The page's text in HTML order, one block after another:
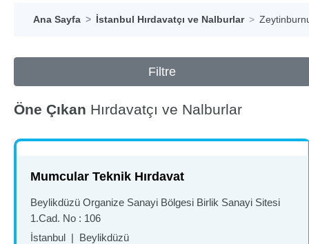
Ana Sayfa İstanbul Hırdavatçı ve Nalburlar
Filtre
Öne Çıkan Hırdavatçı ve Nalburlar
Mumcular Teknik Hırdavat
Beylikdüzü Organize Sanayi Bölgesi Birlik Sanayi Sitesi
1.Cad. No : 106
İstanbul | Beylikdüzü